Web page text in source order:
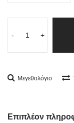
- +
Μεγεθολόγιο
Επιπλέον